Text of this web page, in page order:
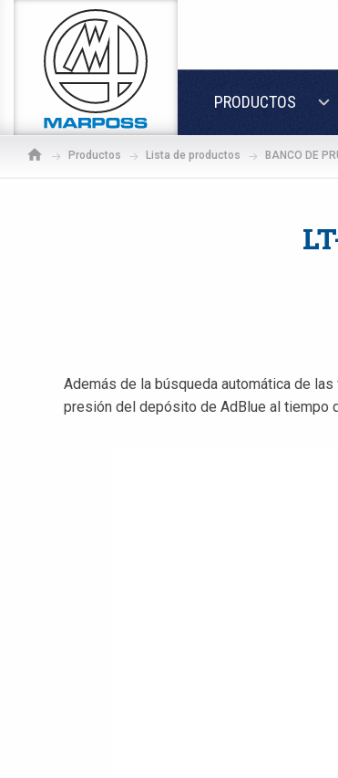
PRODUCTOS
Productos Lista de productos
Además de la búsqueda automática de
presión del depósito de AdBlue al tiempo